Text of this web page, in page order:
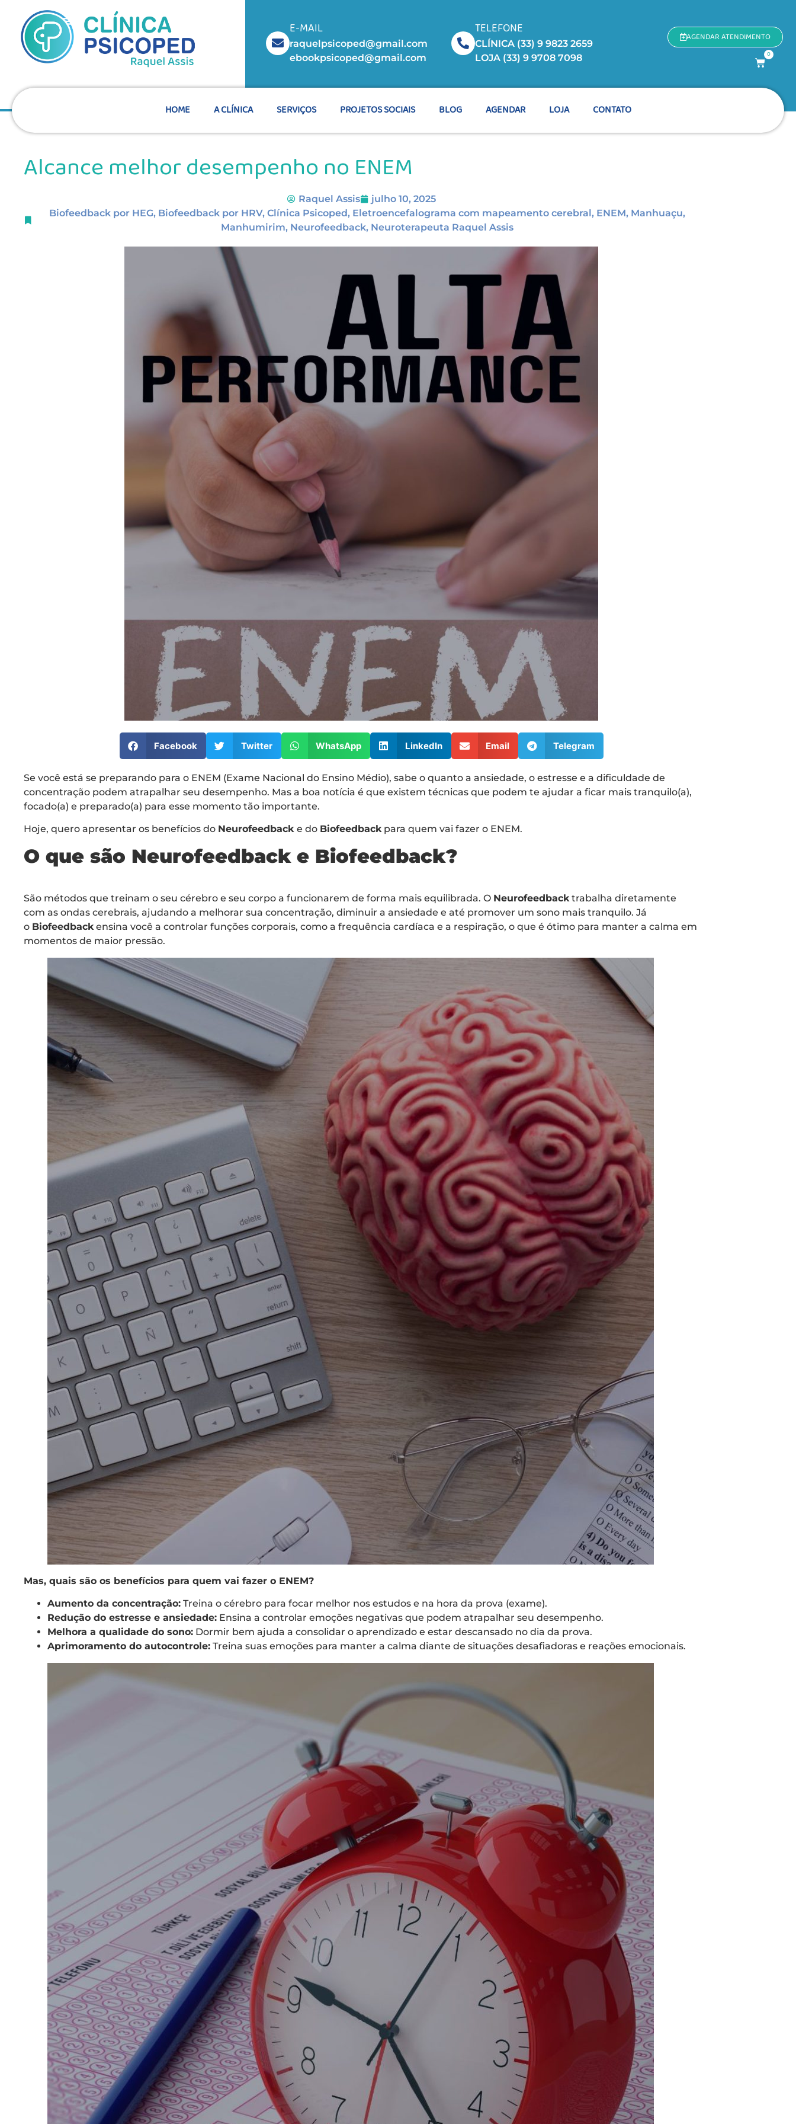
E-MAIL
raquelpsicoped@gmail.com
ebookpsicoped@gmail.com
TELEFONE
CLÍNICA (33) 9 9823 2659
LOJA (33) 9 9708 7098
AGENDAR ATENDIMENTO
0
HOME A CLÍNICA SERVIÇOS PROJETOS SOCIAIS BLOG AGENDAR LOJA CONTATO
Alcance melhor desempenho no ENEM
Raquel Assis
julho 10, 2025
Biofeedback por HEG, Biofeedback por HRV, Clínica Psicoped, Eletroencefalograma com mapeamento cerebral, ENEM, Manhuaçu,
Manhumirim, Neurofeedback, Neuroterapeuta Raquel Assis
Facebook Twitter WhatsApp LinkedIn Email Telegram
Se você está se preparando para o ENEM (Exame Nacional do Ensino Médio), sabe o quanto a ansiedade, o estresse e a dificuldade de
concentração podem atrapalhar seu desempenho. Mas a boa notícia é que existem técnicas que podem te ajudar a ficar mais tranquilo(a),
focado(a) e preparado(a) para esse momento tão importante.
Hoje, quero apresentar os benefícios do Neurofeedback e do Biofeedbackpara quem vai fazer o ENEM.
O que são Neurofeedback e Biofeedback?
São métodos que treinam o seu cérebro e seu corpo a funcionarem de forma mais equilibrada. O Neurofeedback trabalha diretamente
com as ondas cerebrais, ajudando a melhorar sua concentração, diminuir a ansiedade e até promover um sono mais tranquilo. Já
o Biofeedback ensina você a controlar funções corporais, como a frequência cardíaca e a respiração, o que é ótimo para manter a calma em
momentos de maior pressão.
Mas, quais são os benefícios para quem vai fazer o ENEM?
Aumento da concentração: Treina o cérebro para focar melhor nos estudos e na hora da prova (exame).
Redução do estresse e ansiedade: Ensina a controlar emoções negativas que podem atrapalhar seu desempenho.
Melhora a qualidade do sono: Dormir bem ajuda a consolidar o aprendizado e estar descansado no dia da prova.
Aprimoramento do autocontrole: Treina suas emoções para manter a calma diante de situações desafiadoras e reações emocionais.